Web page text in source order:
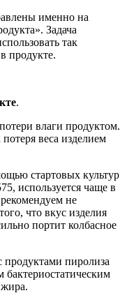
именно на
Задача
так
продукте.
.
влаги продуктом.
веса изделием
стартовых культур
используется чаще в
не
что вкус изделия
портит колбасное
продуктами пиролиза
бактериостатическим